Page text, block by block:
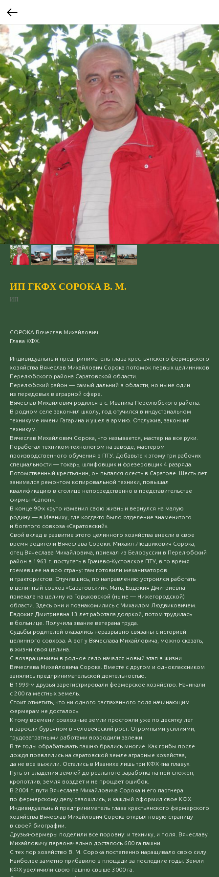
ИП ГКФХ СОРОКА В. М.
ИП
СОРОКА Вячеслав Михайлович
Глава КФХ.
Индивидуальный предприниматель глава крестьянского фермерского
хозяйства Вячеслав Михайлович Сорока потомок первых целинников
Перелюбского района Саратовской области.
Перелюбский район — самый дальний в области, но ныне один
из передовых в аграрной сфере.
Вячеслав Михайлович родился в с. Иваниха Перелюбского района.
В родном селе закончил школу, год отучился в индустриальном
техникуме имени Гагарина и ушел в армию. Отслужив, закончил
техникум.
Вячеслав Михайлович Сорока, что называется, мастер на все руки.
Поработал техником-технологом на заводе, мастером
производственного обучения в ПТУ. Добавьте к этому три рабочих
специальности — токарь, шлифовщик и фрезеровщик 4 разряда.
Потомственный крестьянин, он пытался осесть в Саратове. Шесть лет
занимался ремонтом копировальной техники, повышал
квалификацию в столице непосредственно в представительстве
фирмы «Canon».
В конце 90-х круто изменил свою жизнь и вернулся на малую
родину — в Иваниху, где когда-то было отделение знаменитого
и богатого совхоза «Саратовский».
Свой вклад в развитие этого целинного хозяйства внесли в свое
время родители Вячеслава Сороки. Михаил Людвикович Сорока,
отец Вячеслава Михайловича, приехал из Белоруссии в Перелюбский
район в 1963 г. поступать в Грачево-Кустовское ПТУ, в то время
гремевшее на всю страну: там готовили механизаторов
и трактористов. Отучившись, по направлению устроился работать
в целинный совхоз «Саратовский». Мать, Евдокия Дмитриевна
приехала на целину из Горьковской (ныне — Нижегородской)
области. Здесь они и познакомились с Михаилом Людвиковичем.
Евдокия Дмитриевна 13 лет работала дояркой, потом трудилась
в больнице. Получила звание ветерана труда.
Судьбы родителей оказались неразрывно связаны с историей
целинного совхоза. А вот у Вячеслава Михайловича, можно сказать,
в жизни своя целина.
С возвращением в родное село начался новый этап в жизни
Вячеслава Михайловича Сорока. Вместе с другом и одноклассником
занялись предпринимательской деятельностью.
В 1999-м друзья зарегистрировали фермерское хозяйство. Начинали
с 200 га местных земель.
Стоит отметить, что ни одного распаханного поля начинающим
фермерам не досталось.
К тому времени совхозные земли простояли уже по десятку лет
и заросли бурьяном в человеческий рост. Огромными усилиями,
трудозатратными работами возродили залежи.
В те годы обрабатывать пашню брались многие. Как грибы после
дождя появлялись на саратовской земле аграрные хозяйства,
да не все выжили. Остались в Иванихе лишь три КФХ «на плаву».
Путь от владения землёй до реального заработка на ней сложен,
кропотлив, земля воздаёт и не прощает ошибок.
В 2004 г. пути Вячеслава Михайловича Сорока и его партнера
по фермерскому делу разошлись, и каждый оформил свое КФХ.
Индивидуальный предприниматель глава крестьянского фермерского
хозяйства Вячеслав Михайлович Сорока открыл новую страницу
в своей биографии.
Друзья-фермеры поделили все поровну: и технику, и поля. Вячеславу
Михайловичу первоначально досталось 600 га пашни.
С тех пор хозяйство В. М. Сорока постепенно наращивало свою силу.
Наиболее заметно прибавило в площади за последние годы. Земли
КФХ увеличили свою пашню свыше 3000 га.